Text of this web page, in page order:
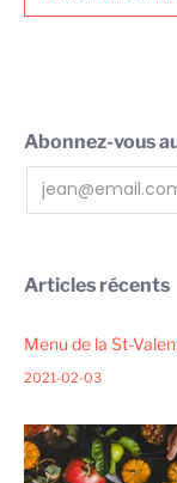
Abonnez-vous
Articles récents
Menu de la St-
2021-02-03